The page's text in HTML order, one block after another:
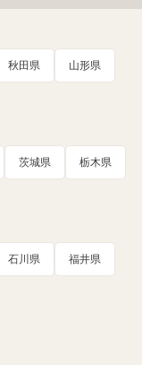
秋田県 山形県
茨城県 栃木県
石川県 福井県